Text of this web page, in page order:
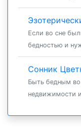
Если во сне
бедностью и
Сонник
Быть бедным
недвижимости